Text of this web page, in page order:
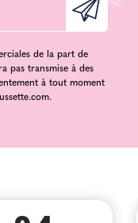
de la part de
pas transmise à des
à tout moment
.